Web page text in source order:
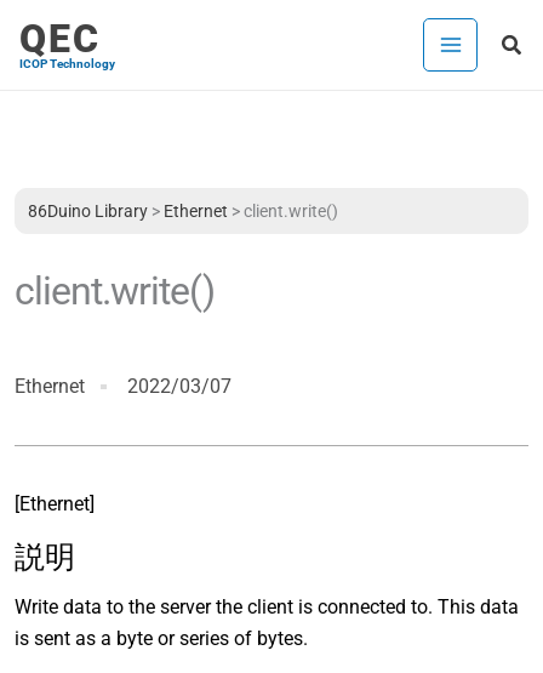
QEC
ICOP Technology
検
86Duino Library > Ethernet >client.write()
client.write()
Ethernet 2022/03/07
[Ethernet]
説明
Write data to the server the client is connected to. This data
is sent as a byte or series of bytes.